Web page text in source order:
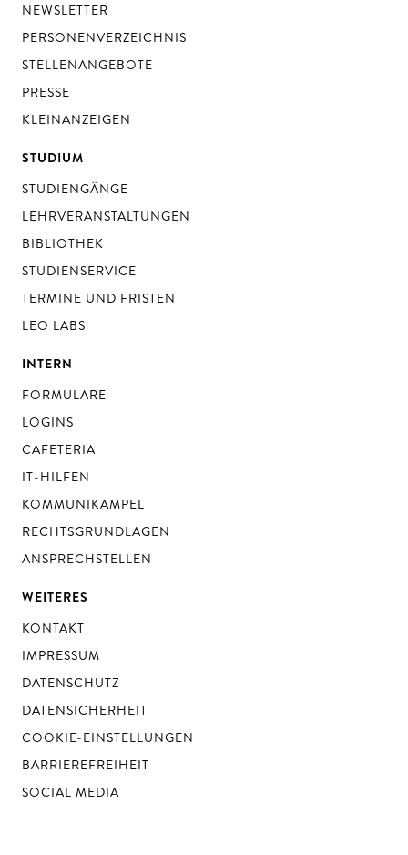
NEWSLETTER
PERSONENVERZEICHNIS
STELLENANGEBOTE
PRESSE
KLEINANZEIGEN
STUDIUM
STUDIENGÄNGE
LEHRVERANSTALTUNGEN
BIBLIOTHEK
STUDIENSERVICE
TERMINE UND FRISTEN
LEO LABS
INTERN
FORMULARE
LOGINS
CAFETERIA
IT-HILFEN
KOMMUNIKAMPEL
RECHTSGRUNDLAGEN
ANSPRECHSTELLEN
WEITERES
KONTAKT
IMPRESSUM
DATENSCHUTZ
DATENSICHERHEIT
COOKIE-EINSTELLUNGEN
BARRIEREFREIHEIT
SOCIAL MEDIA